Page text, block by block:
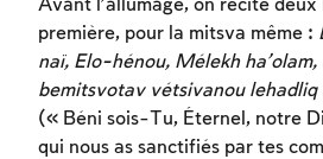
Avant l’allumage, on récite
première, pour la mitsva même :
naï, Elo-hénou, Mélekh
bemitsvotav vétsivanou lehadliq
(« Béni sois-Tu, Éternel, notre
qui nous as sanctifiés par tes